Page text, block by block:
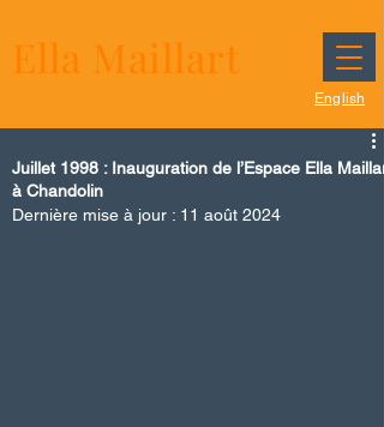
Ella Maillart
English
Juillet 1998 : Inauguration de l’Espace Ella Maillart
à Chandolin
Dernière mise à jour : 11 août 2024